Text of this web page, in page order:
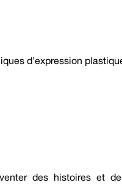
d’expression
des histoires et